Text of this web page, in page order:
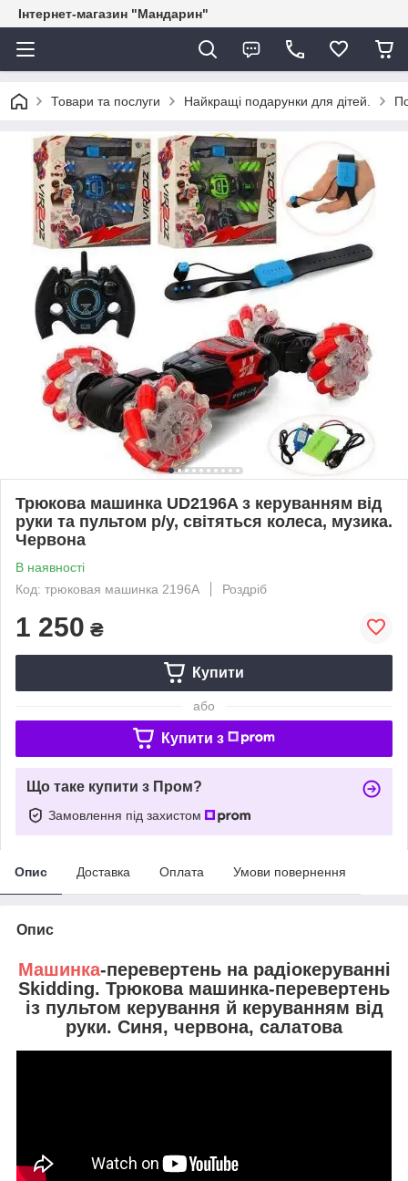
Інтернет-магазин "Мандарин"
Товари та послуги Найкращі подарунки для дітей.
Трюкова машинка UD2196A з керуванням від
руки та пультом р/у, світяться колеса, музика.
Червона
В наявності
Код: трюковая машинка 2196A
Роздріб
1 250 ₴
Купити
або
Купити з
Що таке купити з Пром?
Замовлення під захистом
Опис Доставка Оплата Умови повернення
Опис
Машинка-перевертень на радіокеруванні
Skidding. Трюкова машинка-перевертень
із пультом керування й керуванням від
руки. Синя, червона, салатова